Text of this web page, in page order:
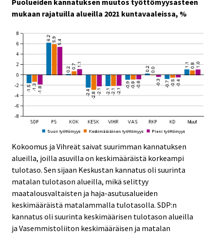
mukaan rajatuilla alueilla 2021 kuntavaaleissa, %
Kokoomus ja Vihreät saivat suurimman kannatuksen
alueilla, joilla asuvilla on keskimääräistä korkeampi
tulotaso. Sen sijaan Keskustan kannatus oli suurinta
matalan tulotason alueilla, mikä selittyy
maatalousvaltaisten ja haja-asutusalueiden
keskimääräistä matalammalla tulotasolla. SDP:n
kannatus oli suurinta keskimäärisen tulotason alueilla
ja Vasemmistoliiton keskimääräisen ja matalan